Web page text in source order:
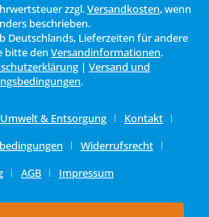
zzgl.Versandkosten, wenn
beschrieben.
Deutschlands, Lieferzeiten für andere
bitte den Versandinformationen.
| Versand und
.
Umwelt & Entsorgung
Kontakt
Widerrufsrecht
AGB Impressum